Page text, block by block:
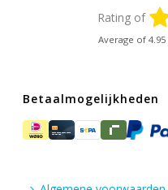
Rating of
Average of 4.95
Betaalmogelijkheden